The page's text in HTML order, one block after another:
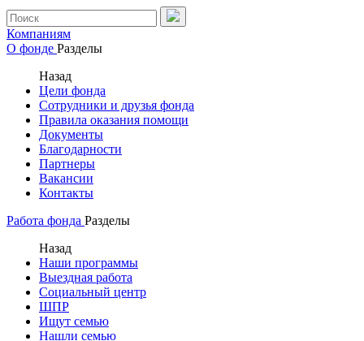
Компаниям
О фонде Разделы
Назад
Цели фонда
Сотрудники и друзья фонда
Правила оказания помощи
Документы
Благодарности
Партнеры
Вакансии
Контакты
Работа фонда Разделы
Назад
Наши программы
Выездная работа
Социальный центр
ШПР
Ищут семью
Нашли семью